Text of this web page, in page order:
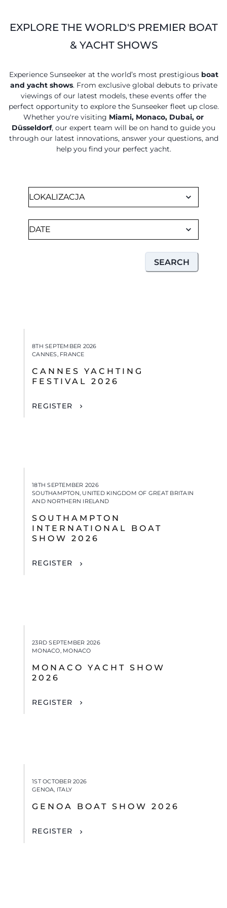
EXPLORE THE WORLD'S PREMIER BOAT
& YACHT SHOWS
Experience Sunseeker at the world’s most prestigious boat
and yacht shows. From exclusive global debuts to private
viewings of our latest models, these events offer the
perfect opportunity to explore the Sunseeker fleet up close.
Whether you're visiting Miami, Monaco, Dubai, or
Düsseldorf, our expert team will be on hand to guide you
through our latest innovations, answer your questions, and
help you find your perfect yacht.
SEARCH
8TH SEPTEMBER 2026
CANNES, FRANCE
CANNES YACHTING
FESTIVAL 2026
REGISTER
18TH SEPTEMBER 2026
SOUTHAMPTON, UNITED KINGDOM OF GREAT BRITAIN
AND NORTHERN IRELAND
SOUTHAMPTON
INTERNATIONAL BOAT
SHOW 2026
REGISTER
23RD SEPTEMBER 2026
MONACO, MONACO
MONACO YACHT SHOW
2026
REGISTER
1ST OCTOBER 2026
GENOA, ITALY
GENOA BOAT SHOW 2026
REGISTER